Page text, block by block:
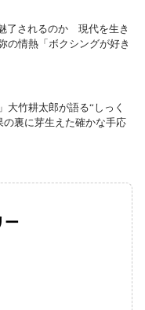
了されるのか 現代を生き
の情熱「ボクシングが好き
大竹耕太郎が語る“しっく
裏に芽生えた確かな手応
ー